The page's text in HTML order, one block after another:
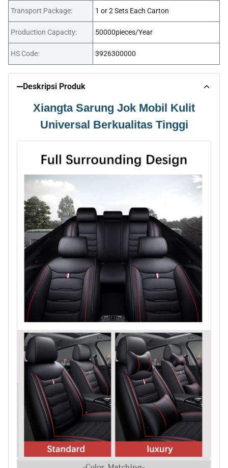
Transport Package: 1 or 2 Sets Each Carton
Production Capacity: 50000pieces/Year
HS Code: 3926300000
Deskripsi Produk
Xiangta Sarung Jok Mobil Kulit
Universal Berkualitas Tinggi